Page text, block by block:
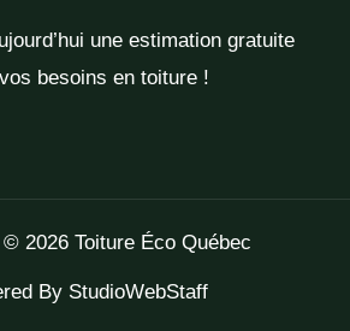
une estimation gratuite
besoins en toiture !
2026 Toiture Éco Québec
By StudioWebStaff